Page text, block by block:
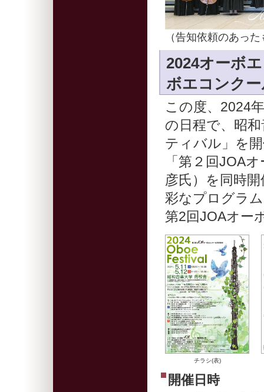
（告知依頼のあっ
2024オーボ
ボエコンク
この度、2024
の日程で、昭
ティバル」を
「第２回JOA
彦氏）を同時
彩なプログラ
第2回JOAオー
チラシ(表)
開催日時